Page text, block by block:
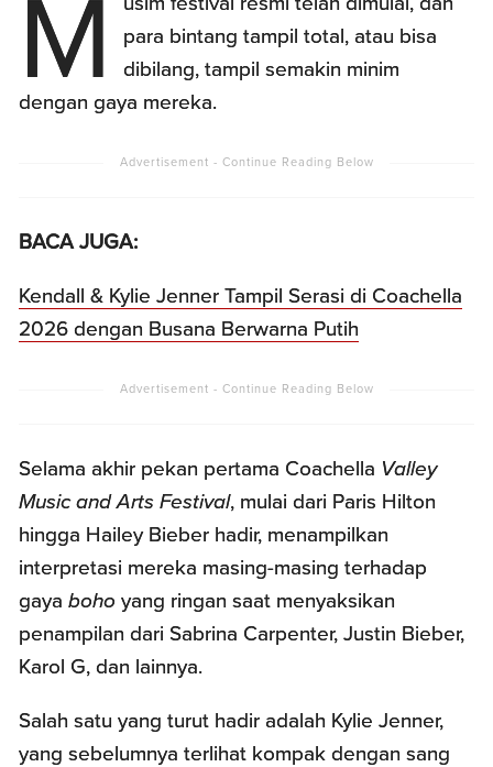
M
para bintang tampil total, atau bisa
dibilang, tampil semakin minim
dengan gaya mereka.
BACA JUGA:
Kendall & Kylie Jenner Tampil Serasi di Coachella
2026 dengan Busana Berwarna Putih
Selama akhir pekan pertama Coachella Valley
Music and Arts Festival, mulai dari Paris Hilton
hingga Hailey Bieber hadir, menampilkan
interpretasi mereka masing-masing terhadap
gayaboho yang ringan saat menyaksikan
penampilan dari Sabrina Carpenter, Justin Bieber,
Karol G, dan lainnya.
Salah satu yang turut hadir adalah Kylie Jenner,
yang sebelumnya terlihat kompak dengan sang